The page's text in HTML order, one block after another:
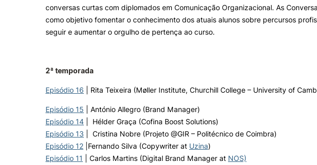
conversas curtas com diplomados em Comunicação Organizacional. As
como objetivo fomentar o conhecimento dos atuais alunos sobre percursos
seguir e aumentar o orgulho de pertença ao curso.
2ª temporada
Episódio 16 | Rita Teixeira (Møller Institute, Churchill College – University of
Episódio 15 | António Allegro (Brand Manager)
Episódio 14
Hélder Graça (Cofina Boost Solutions)
Episódio 13
Cristina Nobre (Projeto @GIR – Politécnico de Coimbra)
Episódio 12 |Fernando Silva (Copywriter at Uzina)
Episódio 11
| Carlos Martins (Digital Brand Manager at NOS)